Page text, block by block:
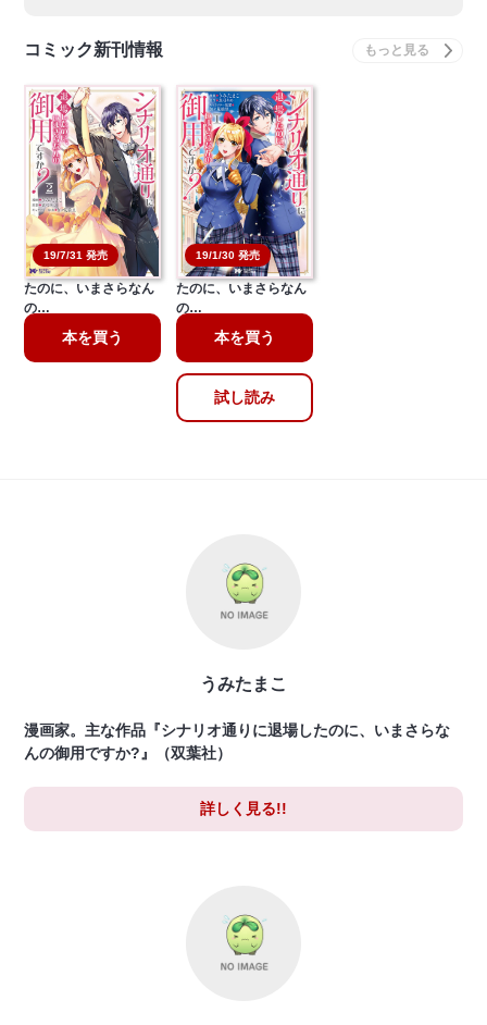
コミック新刊情報
19/7/31 発売
シナリオ通りに退場し
たのに、いまさらなん
の…
本を買う
19/1/30 発売
シナリオ通りに退場し
たのに、いまさらなん
の…
本を買う
試し読み
うみたまこ
漫画家。主な作品『シナリオ通りに退場したのに、いまさらな
んの御用ですか?』（双葉社）
詳しく見る!!